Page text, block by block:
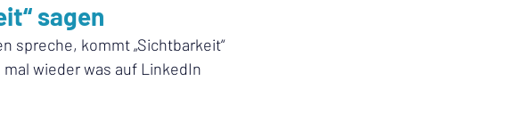
sagen
spreche, kommt „Sichtbarkeit“
mal wieder was auf LinkedIn